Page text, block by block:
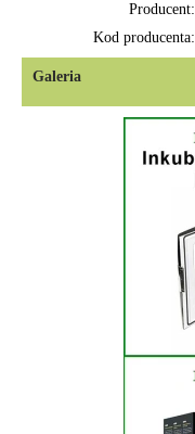
Producent:
Kod producenta:
Galeria